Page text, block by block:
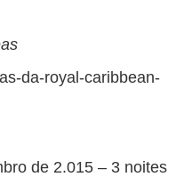
de 2.015 – 3 noites